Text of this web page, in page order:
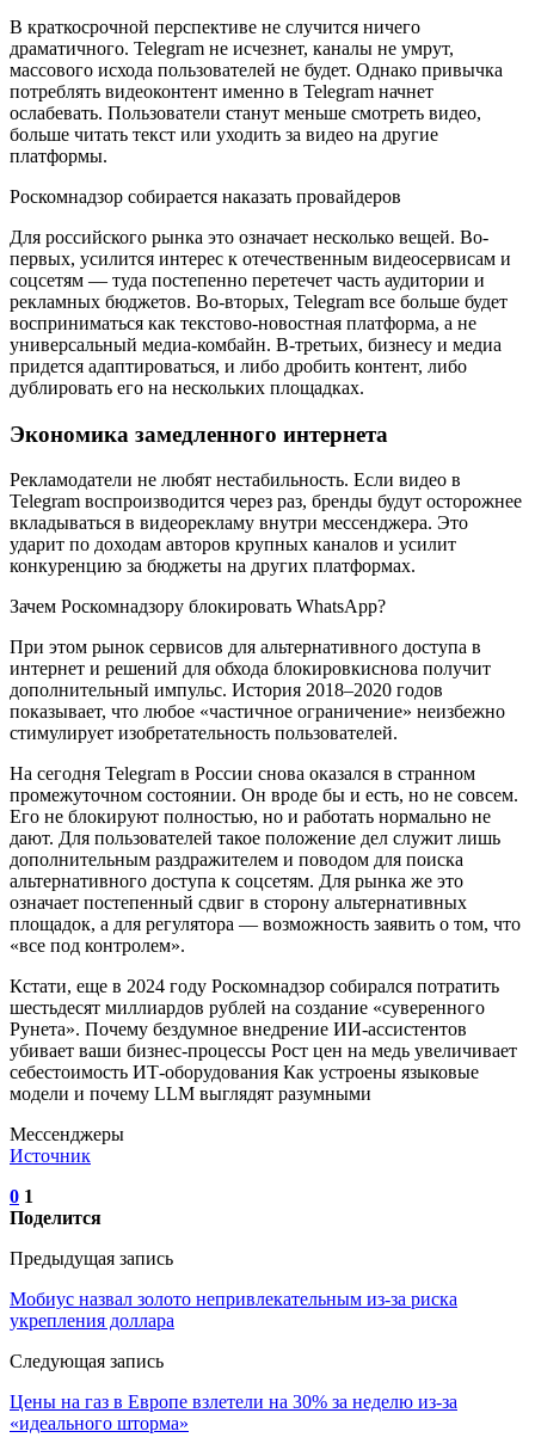
В краткосрочной перспективе не случится ничего
драматичного. Telegram не исчезнет, каналы не умрут,
массового исхода пользователей не будет. Однако привычка
потреблять видеоконтент именно в Telegram начнет
ослабевать. Пользователи станут меньше смотреть видео,
больше читать текст или уходить за видео на другие
платформы.
Роскомнадзор собирается наказать провайдеров
Для российского рынка это означает несколько вещей. Во-
первых, усилится интерес к отечественным видеосервисам и
соцсетям — туда постепенно перетечет часть аудитории и
рекламных бюджетов. Во-вторых, Telegram все больше будет
восприниматься как текстово-новостная платформа, а не
универсальный медиа-комбайн. В-третьих, бизнесу и медиа
придется адаптироваться, и либо дробить контент, либо
дублировать его на нескольких площадках.
Экономика замедленного интернета
Рекламодатели не любят нестабильность. Если видео в
Telegram воспроизводится через раз, бренды будут осторожнее
вкладываться в видеорекламу внутри мессенджера. Это
ударит по доходам авторов крупных каналов и усилит
конкуренцию за бюджеты на других платформах.
Зачем Роскомнадзору блокировать WhatsApp?
При этом рынок сервисов для альтернативного доступа в
интернет и решений для обхода блокировкиснова получит
дополнительный импульс. История 2018–2020 годов
показывает, что любое «частичное ограничение» неизбежно
стимулирует изобретательность пользователей.
На сегодня Telegram в России снова оказался в странном
промежуточном состоянии. Он вроде бы и есть, но не совсем.
Его не блокируют полностью, но и работать нормально не
дают. Для пользователей такое положение дел служит лишь
дополнительным раздражителем и поводом для поиска
альтернативного доступа к соцсетям. Для рынка же это
означает постепенный сдвиг в сторону альтернативных
площадок, а для регулятора — возможность заявить о том, что
«все под контролем».
Кстати, еще в 2024 году Роскомнадзор собирался потратить
шестьдесят миллиардов рублей на создание «суверенного
Рунета». Почему бездумное внедрение ИИ-ассистентов
убивает ваши бизнес-процессы Рост цен на медь увеличивает
себестоимость ИТ-оборудования Как устроены языковые
модели и почему LLM выглядят разумными
Мессенджеры
Источник
0 1
Поделится
Предыдущая запись
Мобиус назвал золото непривлекательным из-за риска
укрепления доллара
Следующая запись
Цены на газ в Европе взлетели на 30% за неделю из-за
«идеального шторма»